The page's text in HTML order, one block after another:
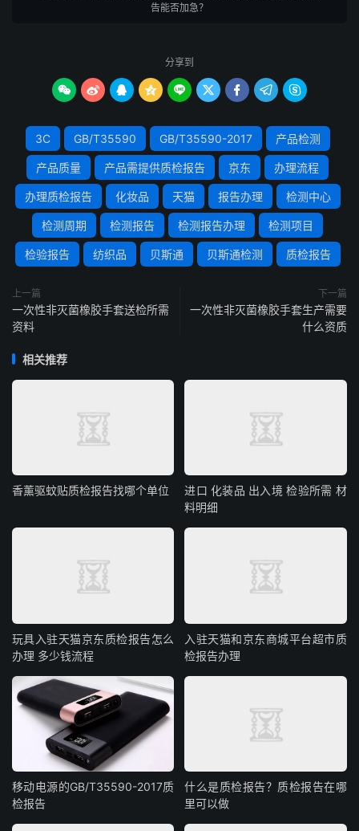
告能否加急？
分享到
        
3C GB/T35590 GB/T35590-2017 产品检测
产品质量 产品需提供质检报告 京东 办理流程
办理质检报告 化妆品 天猫 报告办理 检测中心
检测周期 检测报告 检测报告办理 检测项目
检验报告 纺织品 贝斯通 贝斯通检测 质检报告
上一篇
一次性非灭菌橡胶手套送检所需
资料
下一篇
一次性非灭菌橡胶手套生产需要
什么资质
相关推荐
香薰驱蚊贴质检报告找哪个单位
进口 化装品 出入境 检验所需 材
料明细
玩具入驻天猫京东质检报告怎么
办理 多少钱流程
入驻天猫和京东商城平台超市质
检报告办理
移动电源的GB/T35590-2017质
检报告
什么是质检报告？质检报告在哪
里可以做